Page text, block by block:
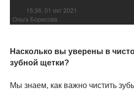
15:36, 01 окт 2021
Ольга Борисова
Насколько вы уверены в
зубной щетки?
Мы знаем, как важно чистить